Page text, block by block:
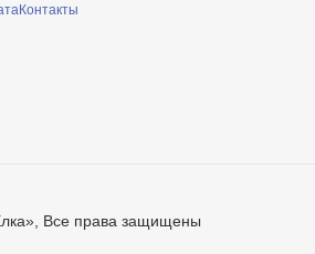
Контакты
Все права защищены